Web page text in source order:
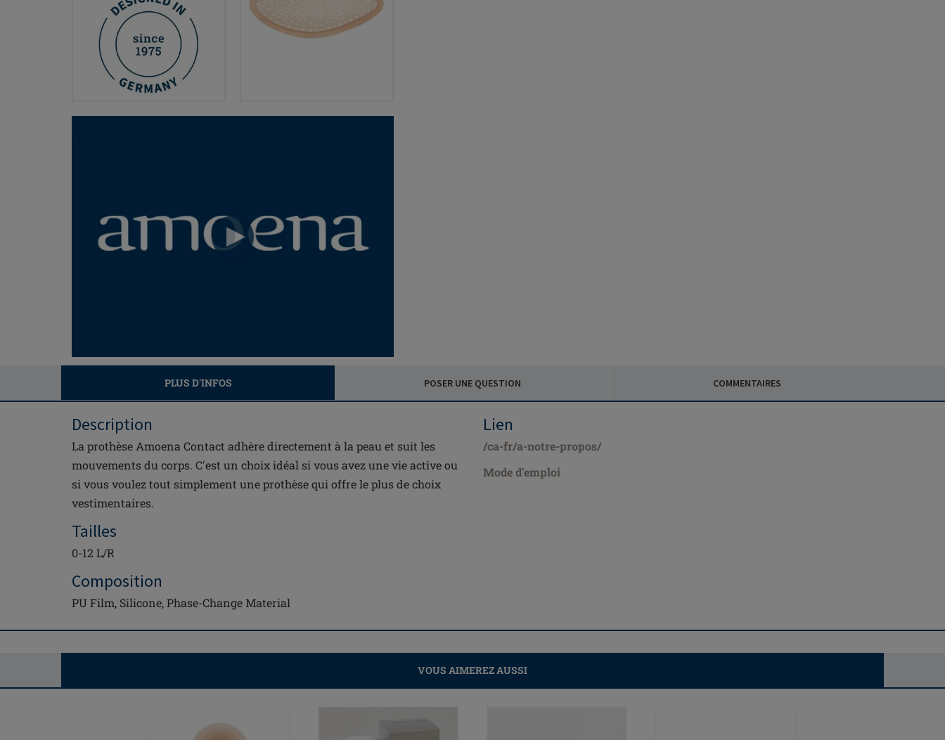
PLUS D'INFOS POSER UNE QUESTION COMMENTAIRES
Description
La prothèse Amoena Contact adhère directement à la peau et suit les
mouvements du corps. C'est un choix idéal si vous avez une vie active ou
si vous voulez tout simplement une prothèse qui offre le plus de choix
vestimentaires.
Tailles
0-12 L/R
Composition
PU Film, Silicone, Phase-Change Material
Lien
/ca-fr/a-notre-propos/
Mode d'emploi
VOUS AIMEREZ AUSSI